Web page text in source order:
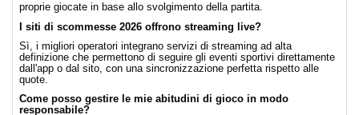
proprie giocate in base allo svolgimento della partita.
I siti di scommesse 2026 offrono streaming live?
Sì, i migliori operatori integrano servizi di streaming ad alta
definizione che permettono di seguire gli eventi sportivi direttamente
dall'app o dal sito, con una sincronizzazione perfetta rispetto alle
quote.
Come posso gestire le mie abitudini di gioco in modo
responsabile?